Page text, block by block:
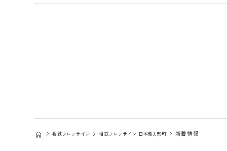
相鉄フレッサイン 相鉄フレッサイン 日本橋人形町 新着情報